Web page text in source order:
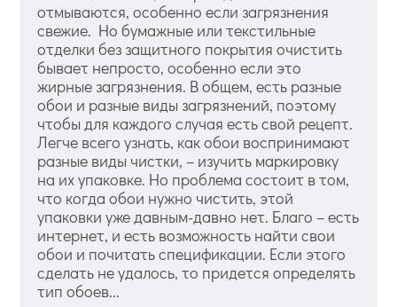
отмываются, особенно если загрязнения
свежие. Но бумажные или текстильные
отделки без защитного покрытия очистить
бывает непросто, особенно если это
жирные загрязнения. В общем, есть разные
обои и разные виды загрязнений, поэтому
чтобы для каждого случая есть свой рецепт.
Легче всего узнать, как обои воспринимают
разные виды чистки, – изучить маркировку
на их упаковке. Но проблема состоит в том,
что когда обои нужно чистить, этой
упаковки уже давным-давно нет. Благо – есть
интернет, и есть возможность найти свои
обои и почитать спецификации. Если этого
сделать не удалось, то придется определять
тип обоев...